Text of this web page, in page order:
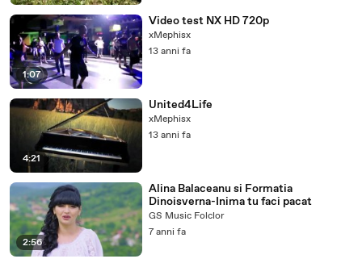
1:07
Video test NX HD 720p
xMephisx
13 anni fa
4:21
United4Life
xMephisx
13 anni fa
2:56
Alina Balaceanu si Formatia
Dinoisverna-Inima tu faci pacat
GS Music Folclor
7 anni fa